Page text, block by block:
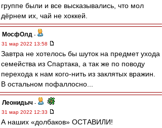
группе были и все высказывались, что мол
дёрнем их, чай не хоккей.
МосфОлд -
31 мар 2022 13:58
Завтра не хотелось бы шуток на предмет ухода
семейства из Спартака, а так же по поводу
перехода к нам кого-нить из заклятых вражин.
В остальном пофаллосно...
Леонидыч -
31 мар 2022 12:33
А наших «долбаков» ОСТАВИЛИ!